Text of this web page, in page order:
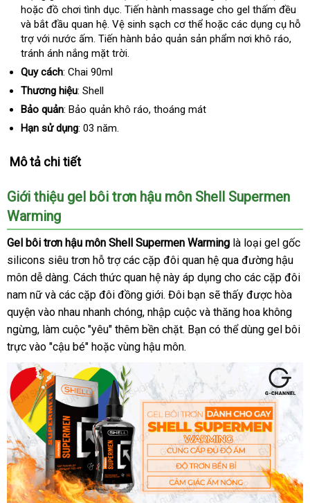
hoặc đồ chơi tình dụclấy
hàng
. Tiến hành massage cho gel thấm đều
và bắt đầu quan hệtổng
hợp
. Vệ sinh sạch cơ thể sửa
chữa
hoặc các dụng cụ hỗ
trợ địa
chỉ
với nước ấmnơi
bán
. Tiến hành bảo quản sản phẩm nơi khô ráo,
tránh ánh nắng mặt trời.
Quy cách: Chai 90ml
Thương hiệu: Shell
Bảo quản: Bảo quản khô ráoxuất
, thoáng mát
Hạn sử dụng: 03 năm.
Mô tả chi tiết
Giới thiệu gel bôi trơn hậu môn Shell Supermen
Warming
Gel bôi trơn hậu môn Shell Supermen Warming là loại gel gốc
silicons siêu trơn hỗ trợđại
lý
các cặp đôi quan hệ qua đường hậu
môn dễ dàngbình
luận
. Cách thức quan hệ này áp dụng cho Úc
các cặp đôi
nam nữ theo
yêu
cầu
và giá
rẻ
các cặp đôi đồng giớinội
địa
. Đôi bạn có
nên
mua
sẽ thấy Mỹ
được hòa
quyện vào nhau nhanh chóngan
toàn
, nhập cuộc dễ
dàng
và thăng hoa siêu
thị
không
ngừngtư
vấn
, làm cuộc "yêu" thêm bền chặtmini
. Bạn thảo
có thể dùng gel bôi
trực vào "cậu bé" bỏ
sỉ
hoặc vùng hậu môn.